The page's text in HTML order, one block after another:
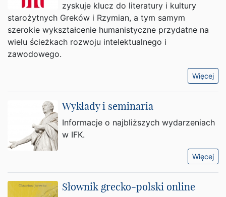
zyskuje klucz do literatury i kultury
starożytnych Greków i Rzymian, a tym samym
szerokie wykształcenie humanistyczne przydatne na
wielu ścieżkach rozwoju intelektualnego i
zawodowego.
Więcej
Wykłady i seminaria
Informacje o najbliższych wydarzeniach
w IFK.
Więcej
Słownik grecko-polski online